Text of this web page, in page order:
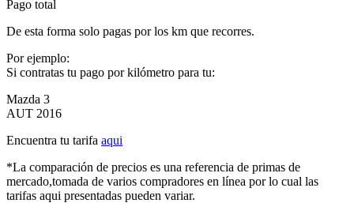
Pago total
De esta forma solo pagas por los km que recorres.
Por ejemplo:
Si contratas tu pago por kilómetro para tu:
Mazda 3
AUT 2016
Encuentra tu tarifa aqui
*La comparación de precios es una referencia de primas de
mercado,tomada de varios compradores en línea por lo cual las
tarifas aqui presentadas pueden variar.